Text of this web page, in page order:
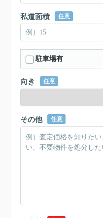
私道面積 任意
駐車場有
向き 任意
その他 任意